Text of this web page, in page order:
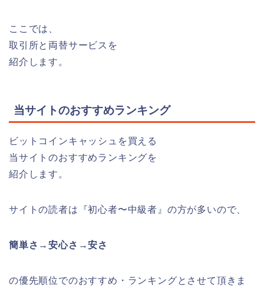
ここでは、
取引所と両替サービスを
紹介します。
当サイトのおすすめランキング
ビットコインキャッシュを買える
当サイトのおすすめランキングを
紹介します。
サイトの読者は『初心者〜中級者』の方が多いので、
簡単さ→安心さ→安さ
の優先順位でのおすすめ・ランキングとさせて頂きま